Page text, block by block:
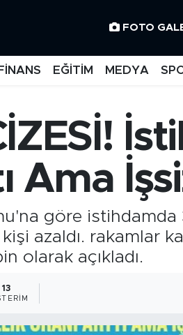
FOTO
FİNANS EĞİTİM MEDYA
Ama
göre istihdamda
azaldı. rakamlar
olarak açıkladı.
13